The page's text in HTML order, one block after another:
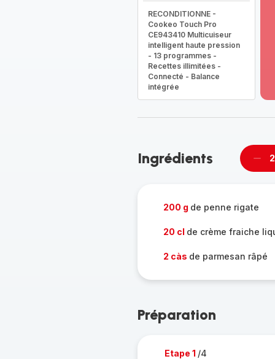
RECONDITIONNE -
Cookeo Touch Pro
CE943410 Multicuiseur
intelligent haute pression
- 13 programmes -
Recettes illimitées -
Connecté - Balance
intégrée
-
Ingrédients
200 g de penne rigate
20 cl de crème fraiche
2 càs de parmesan râpé
Préparation
Etape 1 /4